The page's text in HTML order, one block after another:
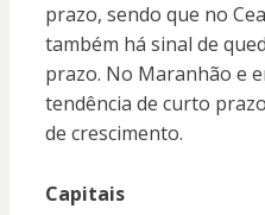
prazo, sendo que no
também há sinal de
prazo. No Maranhão e
tendência de curto
de crescimento.
Capitais